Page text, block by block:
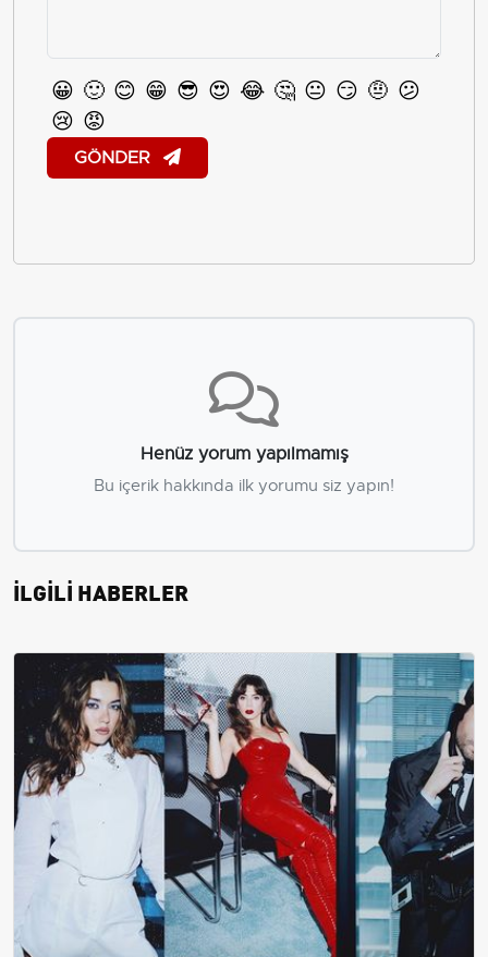
😀 🙂 😊 😁 😎 😍 😂 🤔 😐 😏 🤨 😕
😢 😡
GÖNDER
Henüz yorum yapılmamış
Bu içerik hakkında ilk yorumu siz yapın!
İLGİLİ HABERLER